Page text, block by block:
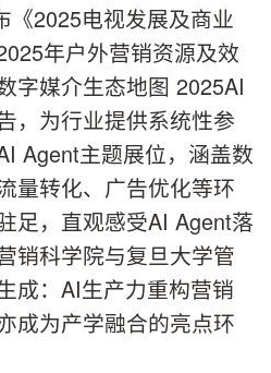
《2025电视发展及商业
年户外营销资源及效
字媒介生态地图 2025AI
，为行业提供系统性参
Agent主题展位，涵盖数
量转化、广告优化等环
足，直观感受AI Agent落
销科学院与复旦大学管
成：AI生产力重构营销
成为产学融合的亮点环